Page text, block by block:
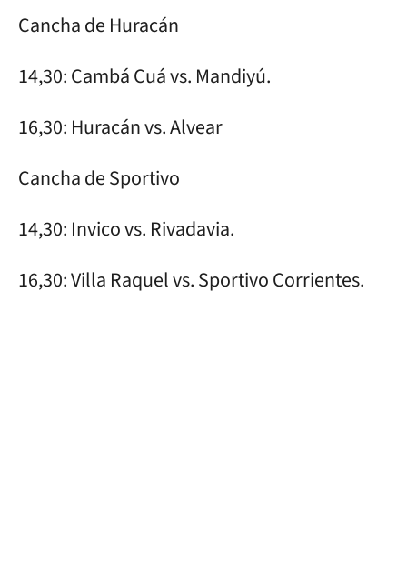
Cancha de Huracán
14,30: Cambá Cuá vs. Mandiyú.
16,30: Huracán vs. Alvear
Cancha de Sportivo
14,30: Invico vs. Rivadavia.
16,30: Villa Raquel vs. Sportivo Corrientes.